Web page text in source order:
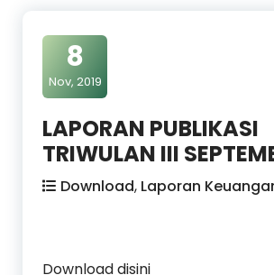
8
Nov, 2019
LAPORAN PUBLIKASI
TRIWULAN III
Download, Laporan
Download disini